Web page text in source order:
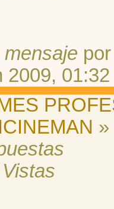
mensaje
2009, 01:32
»
Vistas